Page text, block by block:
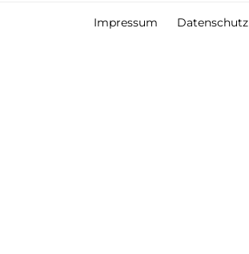
Impressum Datenschutz